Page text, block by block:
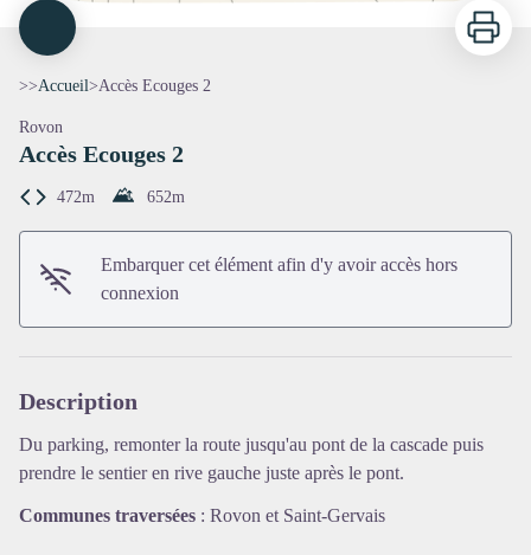
Imprimer
>>Accueil>Accès Ecouges 2
Rovon
Accès Ecouges 2
472m 652m
Embarquer cet élément afin d'y avoir accès hors
connexion
Description
Du parking, remonter la route jusqu'au pont de la cascade puis
prendre le sentier en rive gauche juste après le pont.
Communes traversées : Rovon et Saint-Gervais